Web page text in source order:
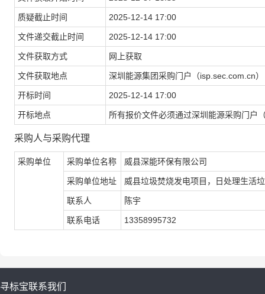
质疑截止时间 2025-12-14 17:00
文件递交截止时间 2025-12-14 17:00
文件获取方式 网上获取
文件获取地点 深圳能源集团采购门户（isp.sec.com.cn）
开标时间 2025-12-14 17:00
开标地点 所有报价文件必须通过深圳能源采购门户
采购人与采购代理
采购单位 采购单位名称 威县深能环保有限公司
采购单位地址 威县垃圾焚烧发电项目，日处理生活
联系人 陈宇
联系电话 13358995732
寻标宝联系我们